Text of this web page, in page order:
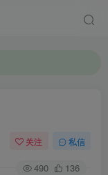
最新站点。
关注 私信
490 136